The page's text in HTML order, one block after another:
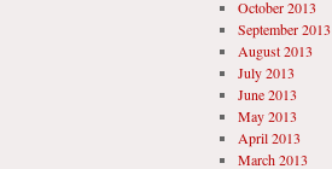
October 2013
September 2013
August 2013
July 2013
June 2013
May 2013
April 2013
March 2013